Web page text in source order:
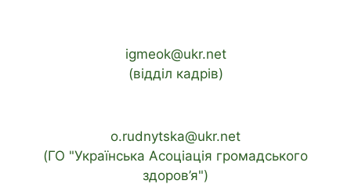
igmeok@ukr.net
(відділ кадрів)
o.rudnytska@ukr.net
(ГО "Українська Асоціація громадського
здоров’я")